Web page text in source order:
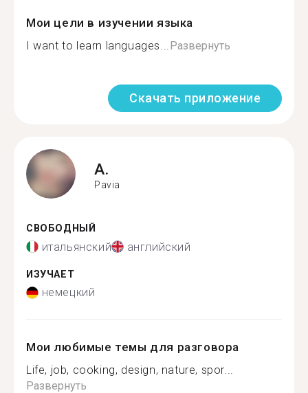
Мои цели в изучении языка
I want to learn languages...Развернуть
Скачать приложение
A.
Pavia
СВОБОДНЫЙ
итальянский английский
ИЗУЧАЕТ
немецкий
Мои любимые темы для разговора
Life, job, cooking, design, nature, spor...
Развернуть